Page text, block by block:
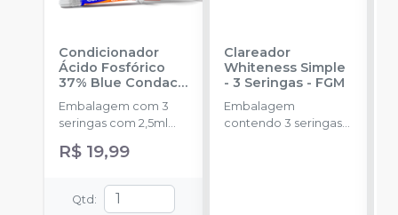
Condicionador
Ácido Fosfórico
37% Blue Condac-
FGM
Embalagem com 3
seringas com 2,5ml
cada uma e 3
ponteiras para
R$ 19,99
Qtd :
Clareador
Whiteness Simple
- 3 Seringas- FGM
Embalagem
contendo 3 seringas